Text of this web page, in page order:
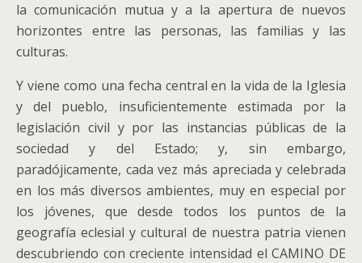
la comunicación mutua y a la apertura de nuevos
horizontes entre las personas, las familias y las
culturas.
Y viene como una fecha central en la vida de la Iglesia
y del pueblo, insuficientemente estimada por la
legislación civil y por las instancias públicas de la
sociedad y del Estado; y, sin embargo,
paradójicamente, cada vez más apreciada y celebrada
en los más diversos ambientes, muy en especial por
los jóvenes, que desde todos los puntos de la
geografía eclesial y cultural de nuestra patria vienen
descubriendo con creciente intensidad el CAMINO DE